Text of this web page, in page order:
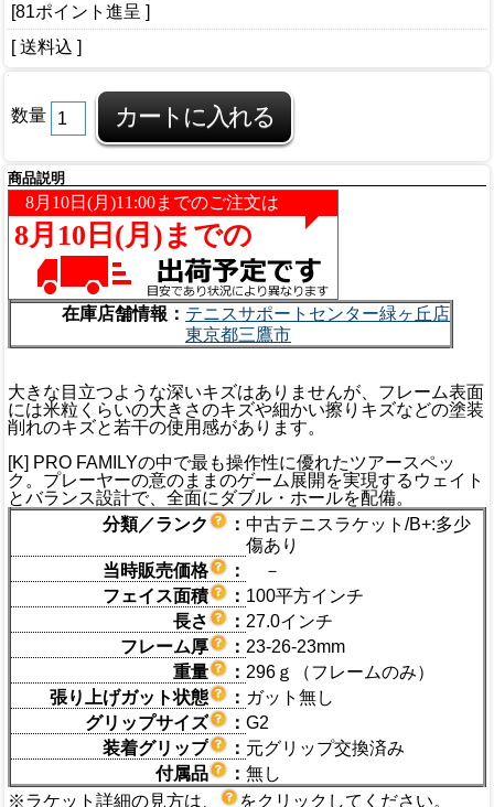
[81ポイント進呈 ]
[ 送料込 ]
数量
商品説明
在庫店舗情報： テニスサポートセンター緑ヶ丘店
東京都三鷹市
大きな目立つような深いキズはありませんが、フレーム表面
には米粒くらいの大きさのキズや細かい擦りキズなどの塗装
削れのキズと若干の使用感があります。
[K] PRO FAMILYの中で最も操作性に優れたツアースペッ
ク。プレーヤーの意のままのゲーム展開を実現するウェイト
とバランス設計で、全面にダブル・ホールを配備。
分類／ランク
： 中古テニスラケット/B+:多少
傷あり
当時販売価格
：
－
フェイス面積
： 100平方インチ
長さ
： 27.0インチ
フレーム厚
： 23-26-23mm
重量
： 296ｇ（フレームのみ）
張り上げガット状態
： ガット無し
グリップサイズ
： G2
装着グリップ
： 元グリップ交換済み
付属品
： 無し
※ラケット詳細の見方は、
をクリックしてください。